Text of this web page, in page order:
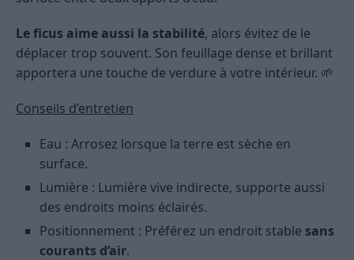
Le ficus aime aussi la stabilité, alors évitez de le
déplacer trop souvent. Son feuillage dense et brillant
apportera une touche de verdure à votre intérieur. 🌱
Conseils d’entretien
Eau : Arrosez lorsque la terre est sèche en
surface.
Lumière : Lumière vive indirecte, supporte aussi
des endroits moins éclairés.
Positionnement : Préférez un endroit stable sans
courants d’air.